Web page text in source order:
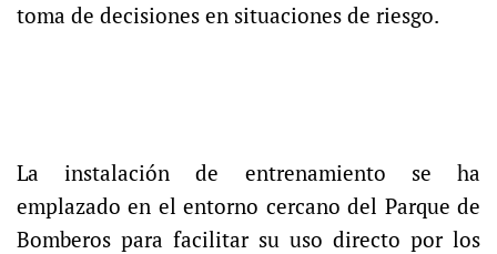
toma de decisiones en situaciones de riesgo.
La instalación de entrenamiento se ha
emplazado en el entorno cercano del Parque de
Bomberos para facilitar su uso directo por los